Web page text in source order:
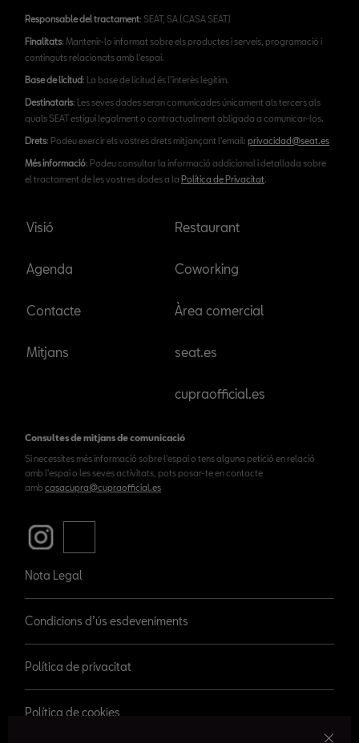
Responsable del tractament: SEAT, SA (CASA SEAT)
Finalitats: Mantenir-lo informat sobre els productes i serveis, programació i
continguts relacionats amb l'espai.
Base de licitud: La base de licitud és l’interès legítim.
Destinataris: Les seves dades seran comunicades únicament als tercers als
quals SEAT estigui legalment o contractualment obligada a comunicar-los.
Drets: Podeu exercir els vostres drets mitjançant l'email: privacidad@seat.es
Més informació: Podeu consultar la informació addicional i detallada sobre
el tractament de les vostres dades a la Política de Privacitat.
Visió
Agenda
Contacte
Mitjans
Restaurant
Coworking
Àrea comercial
seat.es
cupraofficial.es
Consultes de mitjans de comunicació
Si necessites més informació sobre l'espai o tens alguna petició en relació
amb l'espai o les seves activitats, pots posar-te en contacte
amb casacupra@cupraofficial.es
Nota Legal
Condicions d’ús esdeveniments
Política de privacitat
Política de cookies